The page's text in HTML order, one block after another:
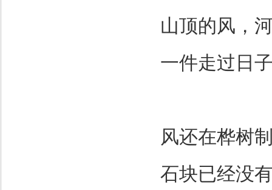
山顶的风，
一件走过日
风还在桦树
石块已经没